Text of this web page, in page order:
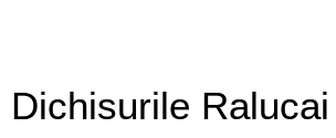
Dichisurile Ralucai